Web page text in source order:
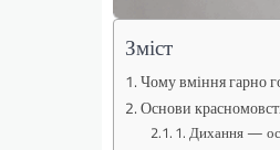
Зміст
Чому вміння гарно
Основи
1. Дихання —